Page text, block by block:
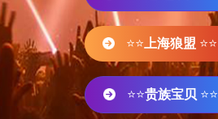
⭐⭐ 上海狼盟 ⭐⭐
⭐⭐贵族宝贝 ⭐⭐